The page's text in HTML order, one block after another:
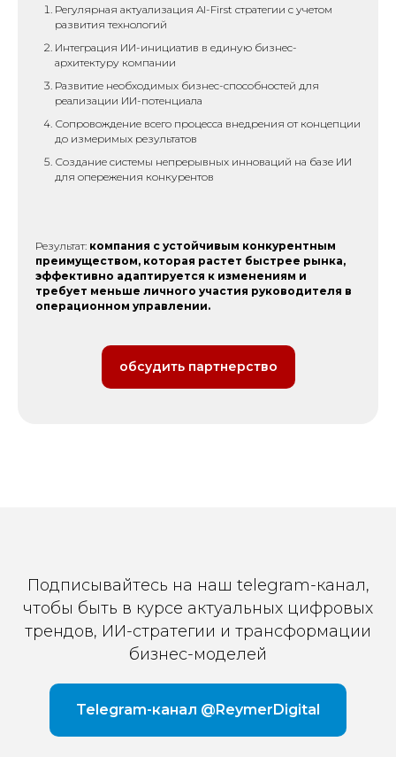
Регулярная актуализация AI-First стратегии с учетом
развития технологий
Интеграция ИИ-инициатив в единую бизнес-
архитектуру компании
Развитие необходимых бизнес-способностей для
реализации ИИ-потенциала
Сопровождение всего процесса внедрения от концепции
до измеримых результатов
Создание системы непрерывных инноваций на базе ИИ
для опережения конкурентов
Результат: компания с устойчивым конкурентным
преимуществом, которая растет быстрее рынка,
эффективно адаптируется к изменениям и
требует меньше личного участия руководителя в
операционном управлении.
обсудить партнерство
Подписывайтесь на наш telegram-канал,
чтобы быть в курсе актуальных цифровых
трендов, ИИ-стратегии и трансформации
бизнес-моделей
Telegram-канал @ReymerDigital